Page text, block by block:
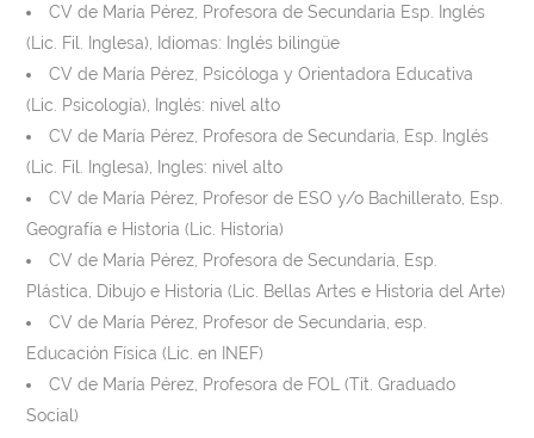
CV de María Pérez, Profesora de Secundaria Esp. Inglés
(Lic. Fil. Inglesa), Idiomas: Inglés bilingüe
CV de María Pérez, Psicóloga y Orientadora Educativa
(Lic. Psicología), Inglés: nivel alto
CV de María Pérez, Profesora de Secundaria, Esp. Inglés
(Lic. Fil. Inglesa), Ingles: nivel alto
CV de María Pérez, Profesor de ESO y/o Bachillerato, Esp.
Geografía e Historia (Lic. Historia)
CV de María Pérez, Profesora de Secundaria, Esp.
Plástica, Dibujo e Historia (Lic. Bellas Artes e Historia del Arte)
CV de María Pérez, Profesor de Secundaria, esp.
Educación Física (Lic. en INEF)
CV de María Pérez, Profesora de FOL (Tit. Graduado
Social)